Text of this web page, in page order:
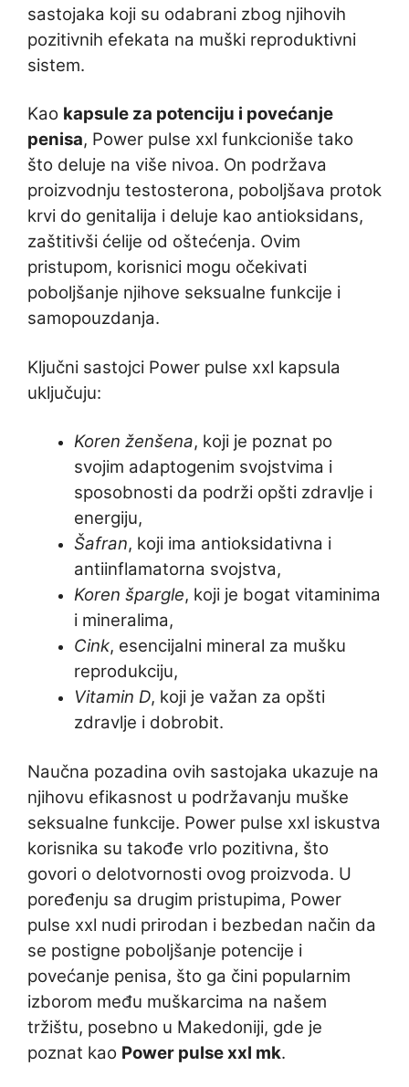
sastojaka koji su odabrani zbog njihovih
pozitivnih efekata na muški reproduktivni
sistem.
Kao kapsule za potenciju i povećanje
penisa, Power pulse xxl funkcioniše tako
što deluje na više nivoa. On podržava
proizvodnju testosterona, poboljšava protok
krvi do genitalija i deluje kao antioksidans,
zaštitivši ćelije od oštećenja. Ovim
pristupom, korisnici mogu očekivati
poboljšanje njihove seksualne funkcije i
samopouzdanja.
Ključni sastojci Power pulse xxl kapsula
uključuju:
Koren ženšena, koji je poznat po
svojim adaptogenim svojstvima i
sposobnosti da podrži opšti zdravlje i
energiju,
Šafran, koji ima antioksidativna i
antiinflamatorna svojstva,
Koren špargle, koji je bogat vitaminima
i mineralima,
Cink, esencijalni mineral za mušku
reprodukciju,
Vitamin D, koji je važan za opšti
zdravlje i dobrobit.
Naučna pozadina ovih sastojaka ukazuje na
njihovu efikasnost u podržavanju muške
seksualne funkcije. Power pulse xxl iskustva
korisnika su takođe vrlo pozitivna, što
govori o delotvornosti ovog proizvoda. U
poređenju sa drugim pristupima, Power
pulse xxl nudi prirodan i bezbedan način da
se postigne poboljšanje potencije i
povećanje penisa, što ga čini popularnim
izborom među muškarcima na našem
tržištu, posebno u Makedoniji, gde je
poznat kao Power pulse xxl mk.